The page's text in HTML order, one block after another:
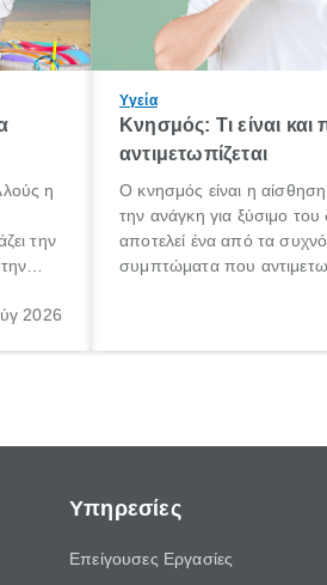
η
την
2026
Υγεία
Κνησμός: Τι είναι και
αντιμετωπίζεται
Ο κνησμός είναι η
την ανάγκη για ξύσιμο του
αποτελεί ένα από τα
συμπτώματα που
πληροφορίες για το
Υπηρεσίες
Επείγουσες Εργασίες